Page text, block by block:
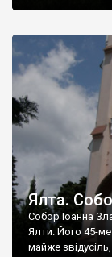
Ялта.
Собор Іоанна
Ялти. Його 45-
майже